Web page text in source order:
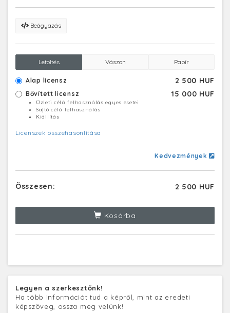
Beágyazás
Letöltés Vászon Papír
Alap licensz 2 500 HUF
Bővített licensz 15 000 HUF
Üzleti célú felhasználás egyes esetei
Sajtó célú felhasználás
Kiállítás
Licenszek összehasonlítása
Kedvezmények
Összesen: 2 500 HUF
Kosárba
Legyen a szerkesztőnk!
Ha több információt tud a képről, mint az eredeti
képszöveg, ossza meg velünk!